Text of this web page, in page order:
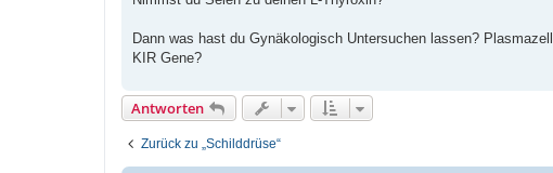
Dann was hast du Gynäkologisch Untersuchen lassen?
KIR Gene?
Antworten
Zurück zu „Schilddrüse“